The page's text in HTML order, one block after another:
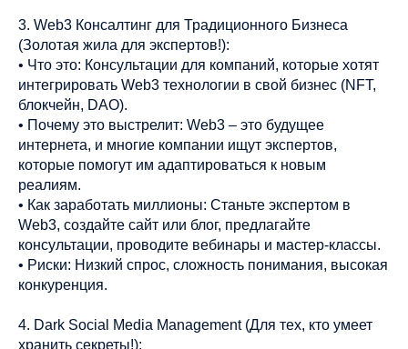
3. Web3 Консалтинг для Традиционного Бизнеса
(Золотая жила для экспертов!):
• Что это: Консультации для компаний, которые хотят
интегрировать Web3 технологии в свой бизнес (NFT,
блокчейн, DAO).
• Почему это выстрелит: Web3 – это будущее
интернета, и многие компании ищут экспертов,
которые помогут им адаптироваться к новым
реалиям.
• Как заработать миллионы: Станьте экспертом в
Web3, создайте сайт или блог, предлагайте
консультации, проводите вебинары и мастер-классы.
• Риски: Низкий спрос, сложность понимания, высокая
конкуренция.
4. Dark Social Media Management (Для тех, кто умеет
хранить секреты!):